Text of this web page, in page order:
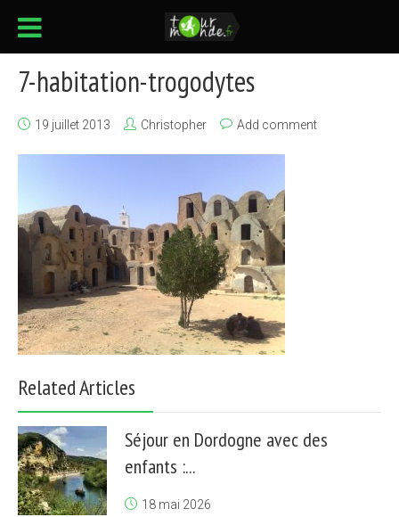
7-habitation-trogodytes
19 juillet 2013 Christopher Add comment
Related Articles
Séjour en Dordogne avec des
enfants :...
18 mai 2026